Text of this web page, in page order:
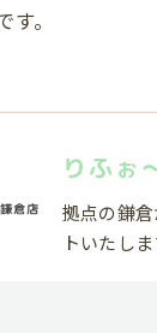
。
りふぉ
拠点の鎌
トいたし